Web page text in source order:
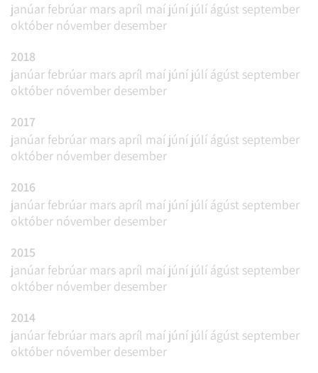
janúar febrúar mars apríl maí júní júlí ágúst september
október nóvember desember
2018
janúar febrúar mars apríl maí júní júlí ágúst september
október nóvember desember
2017
janúar febrúar mars apríl maí júní júlí ágúst september
október nóvember desember
2016
janúar febrúar mars apríl maí júní júlí ágúst september
október nóvember desember
2015
janúar febrúar mars apríl maí júní júlí ágúst september
október nóvember desember
2014
janúar febrúar mars apríl maí júní júlí ágúst september
október nóvember desember